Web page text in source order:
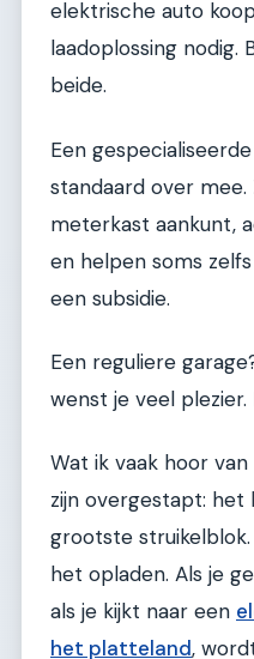
elektrische auto
laadoplossing nodig.
beide.
Een
standaard over
meterkast aankunt,
en helpen soms
een subsidie.
Een reguliere
wenst je veel plezier.
Wat ik vaak hoor
zijn overgestapt: het
grootste
het opladen. Als je
als je kijkt naar een
het platteland,